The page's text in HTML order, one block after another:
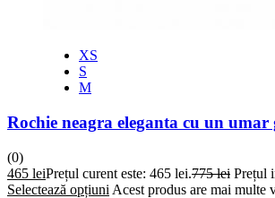
XS
S
M
Rochie neagra eleganta cu un umar
(0)
465 leiPrețul curent este: 465 lei.775lei Prețul
Selectează opțiuni Acest produs are mai multe